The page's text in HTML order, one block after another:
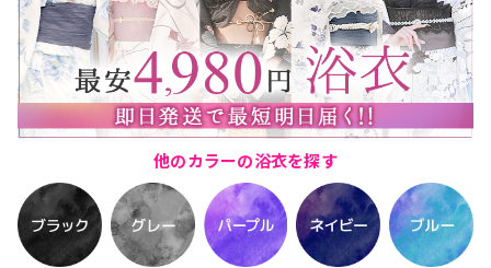
他のカラーの浴衣を探す